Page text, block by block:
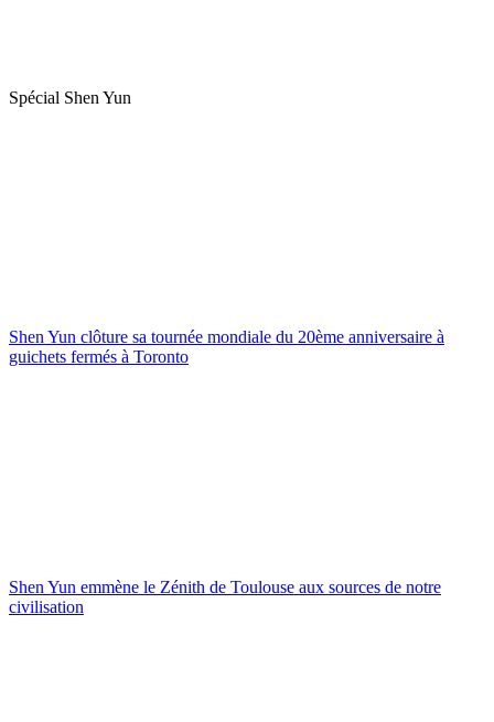
Spécial Shen Yun
Shen Yun clôture sa tournée mondiale du 20ème anniversaire à
guichets fermés à Toronto
Shen Yun emmène le Zénith de Toulouse aux sources de notre
civilisation